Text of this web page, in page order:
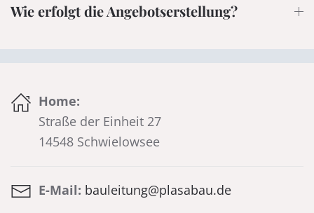
Wie erfolgt die Angebotserstellung?
Home:
Straße der Einheit 27
14548 Schwielowsee
E-Mail: bauleitung@plasabau.de